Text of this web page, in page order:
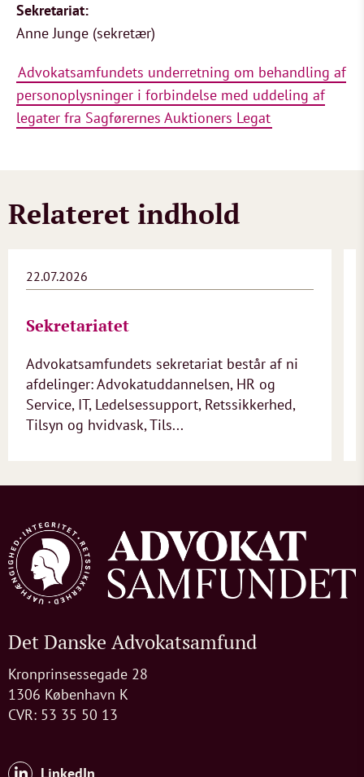
Sekretariat:
Anne Junge (sekretær)
Advokatsamfundets underretning om behandling af
personoplysninger i forbindelse med uddeling af
legater fra Sagførernes Auktioners Legat
Relateret indhold
22.07.2026
Sekretariatet
Advokatsamfundets sekretariat består af ni
afdelinger: Advokatuddannelsen, HR og
Service, IT, Ledelsessupport, Retssikkerhed,
Tilsyn og hvidvask, Tils...
Det Danske Advokatsamfund
Kronprinsessegade 28
1306 København K
CVR: 53 35 50 13